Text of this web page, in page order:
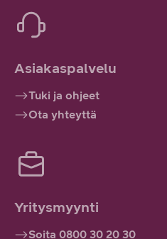
Asiakaspalvelu
Tuki ja ohjeet
Ota yhteyttä
Yritysmyynti
Soita 0800 30 20 30